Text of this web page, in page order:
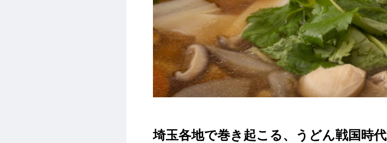
埼玉各地で巻き起こる、うどん戦国時代